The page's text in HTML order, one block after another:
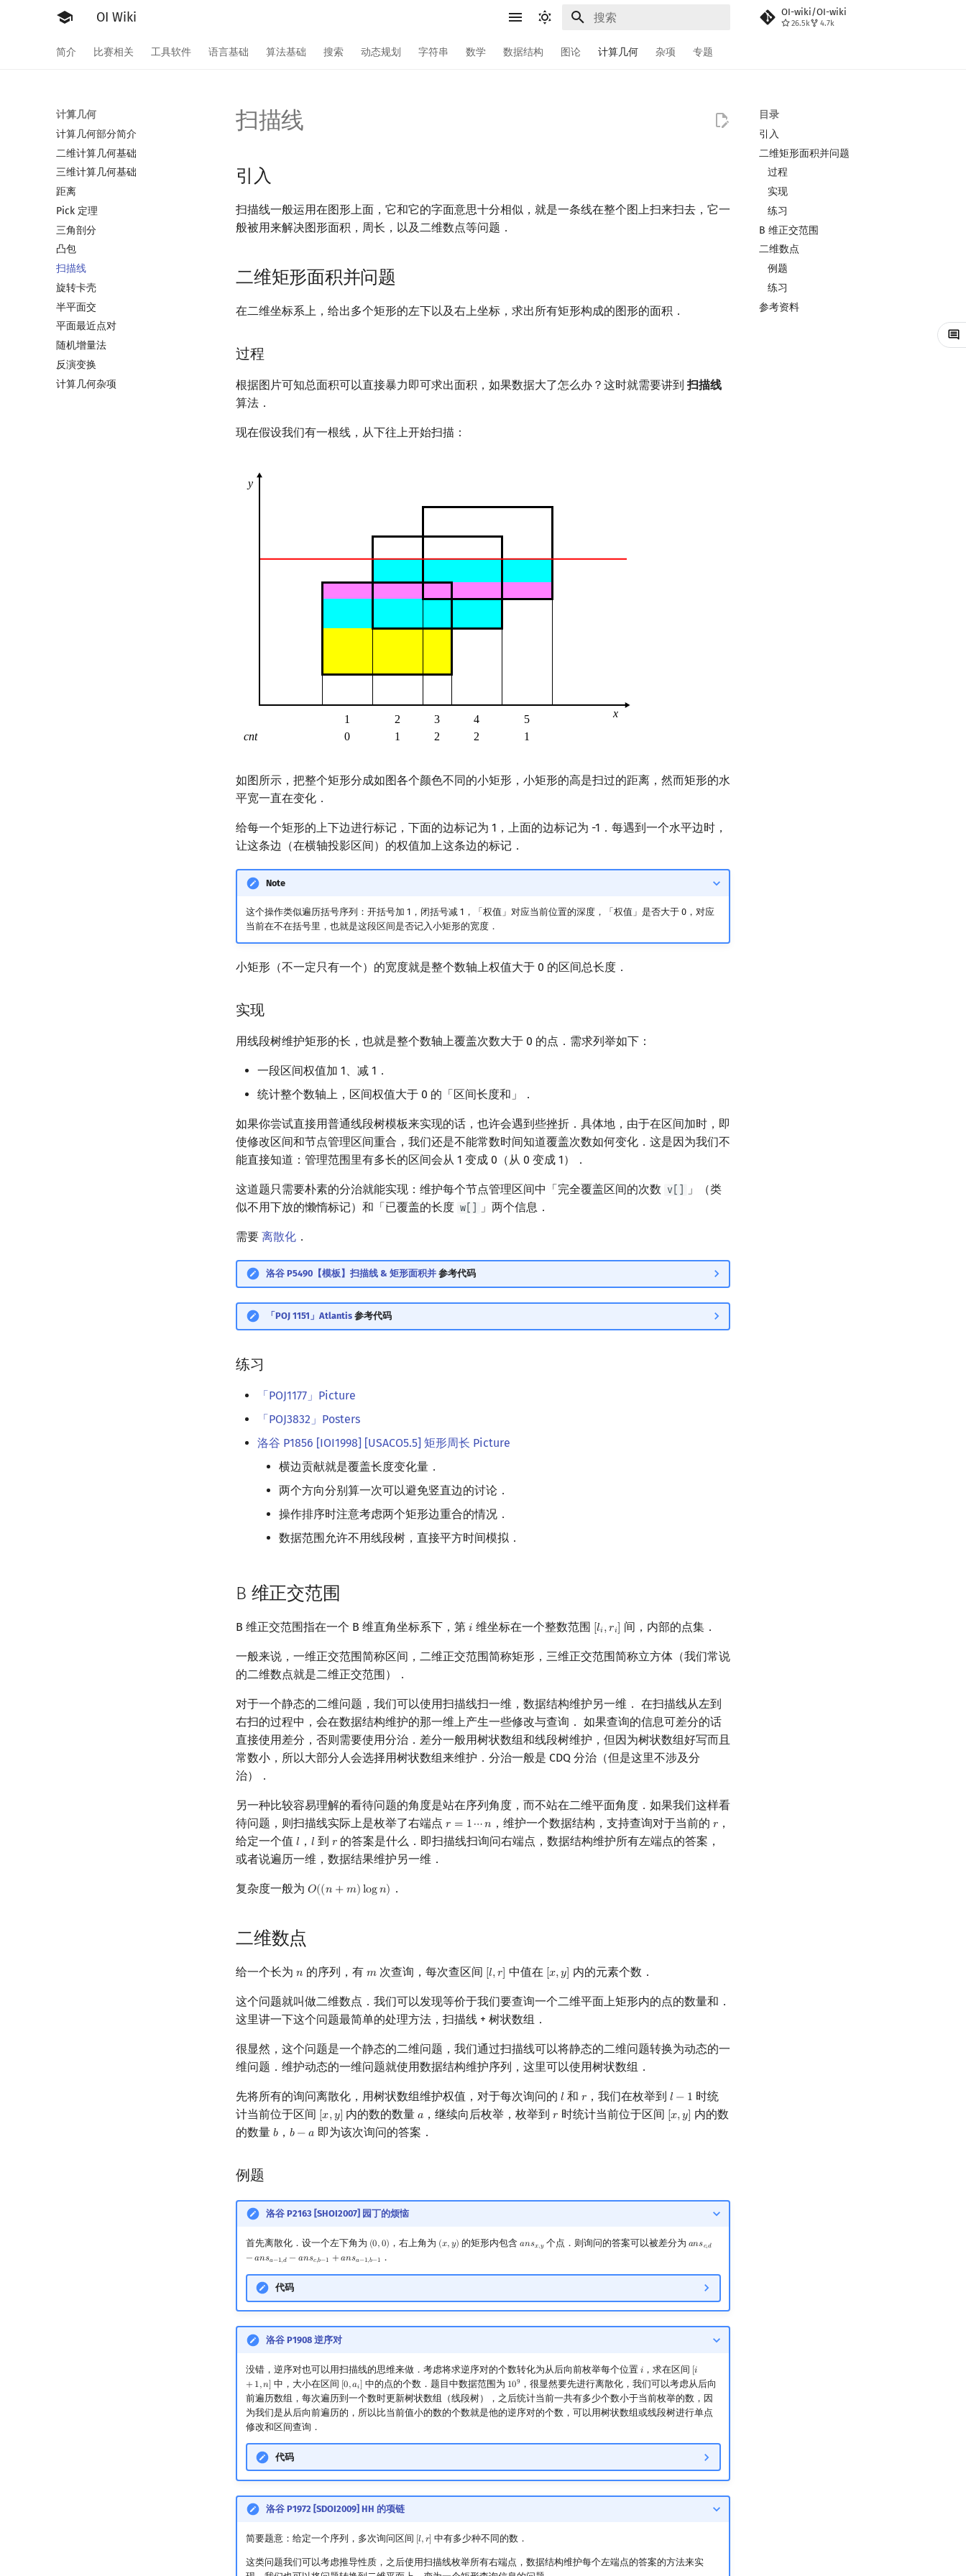
OI Wiki OI-wiki/OI-wiki
26.5k 4.7k
简介 比赛相关 工具软件 语言基础 算法基础 搜索 动态规划 字符串 数学 数据结构 图论 计算几何 杂项 专题
计算几何
计算几何部分简介
二维计算几何基础
三维计算几何基础
距离
Pick 定理
三角剖分
凸包
扫描线
旋转卡壳
半平面交
平面最近点对
随机增量法
反演变换
计算几何杂项
目录
引入
二维矩形面积并问题
过程
实现
练习
B 维正交范围
二维数点
例题
练习
参考资料
扫描线
引入
扫描线一般运用在图形上面，它和它的字面意思十分相似，就是一条线在整个图上扫来扫去，它一
般被用来解决图形面积，周长，以及二维数点等问题．
二维矩形面积并问题
在二维坐标系上，给出多个矩形的左下以及右上坐标，求出所有矩形构成的图形的面积．
过程
根据图片可知总面积可以直接暴力即可求出面积，如果数据大了怎么办？这时就需要讲到扫描线
算法．
现在假设我们有一根线，从下往上开始扫描：
如图所示，把整个矩形分成如图各个颜色不同的小矩形，小矩形的高是扫过的距离，然而矩形的水
平宽一直在变化．
给每一个矩形的上下边进行标记，下面的边标记为 1，上面的边标记为 -1．每遇到一个水平边时，
让这条边（在横轴投影区间）的权值加上这条边的标记．
Note
这个操作类似遍历括号序列：开括号加 1，闭括号减 1，「权值」对应当前位置的深度，「权值」是否大于 0，对应
当前在不在括号里，也就是这段区间是否记入小矩形的宽度．
小矩形（不一定只有一个）的宽度就是整个数轴上权值大于 0 的区间总长度．
实现
用线段树维护矩形的长，也就是整个数轴上覆盖次数大于 0 的点．需求列举如下：
一段区间权值加 1、减 1．
统计整个数轴上，区间权值大于 0 的「区间长度和」．
如果你尝试直接用普通线段树模板来实现的话，也许会遇到些挫折．具体地，由于在区间加时，即
使修改区间和节点管理区间重合，我们还是不能常数时间知道覆盖次数如何变化．这是因为我们不
能直接知道：管理范围里有多长的区间会从 1 变成 0（从 0 变成 1）．
这道题只需要朴素的分治就能实现：维护每个节点管理区间中「完全覆盖区间的次数 v[]
」（类
似不用下放的懒惰标记）和「已覆盖的长度 w[] 」两个信息．
需要 离散化 ．
洛谷 P5490【模板】扫描线 & 矩形面积并参考代码
「POJ 1151」Atlantis参考代码
练习
「POJ1177」Picture
「POJ3832」Posters
洛谷 P1856 [IOI1998] [USACO5.5] 矩形周长 Picture
横边贡献就是覆盖长度变化量．
两个方向分别算一次可以避免竖直边的讨论．
操作排序时注意考虑两个矩形边重合的情况．
数据范围允许不用线段树，直接平方时间模拟．
B 维正交范围
B 维正交范围指在一个 B 维直角坐标系下，第 𝑖
i 维坐标在一个整数范围 [𝑙𝑖,𝑟𝑖]
[li,ri] 间，内部的点集．
一般来说，一维正交范围简称区间，二维正交范围简称矩形，三维正交范围简称立方体（我们常说
的二维数点就是二维正交范围）．
对于一个静态的二维问题，我们可以使用扫描线扫一维，数据结构维护另一维． 在扫描线从左到
右扫的过程中，会在数据结构维护的那一维上产生一些修改与查询． 如果查询的信息可差分的话
直接使用差分，否则需要使用分治．差分一般用树状数组和线段树维护，但因为树状数组好写而且
常数小，所以大部分人会选择用树状数组来维护．分治一般是 CDQ 分治（但是这里不涉及分
治）．
另一种比较容易理解的看待问题的角度是站在序列角度，而不站在二维平面角度．如果我们这样看
待问题，则扫描线实际上是枚举了右端点 𝑟 = 1⋯𝑛
r=1⋯ n ，维护一个数据结构，支持查询对于当前的 𝑟
r ，
给定一个值 𝑙l ， 𝑙l 到 𝑟
r的答案是什么．即扫描线扫询问右端点，数据结构维护所有左端点的答案，
或者说遍历一维，数据结果维护另一维．
复杂度一般为 𝑂((𝑛 +𝑚)log𝑛)
O((n+ m )logn) ．
二维数点
给一个长为 𝑛
n 的序列，有 𝑚
m次查询，每次查区间 [𝑙,𝑟]
[l,r] 中值在 [𝑥,𝑦]
[x,y] 内的元素个数．
这个问题就叫做二维数点．我们可以发现等价于我们要查询一个二维平面上矩形内的点的数量和．
这里讲一下这个问题最简单的处理方法，扫描线 + 树状数组．
很显然，这个问题是一个静态的二维问题，我们通过扫描线可以将静态的二维问题转换为动态的一
维问题．维护动态的一维问题就使用数据结构维护序列，这里可以使用树状数组．
先将所有的询问离散化，用树状数组维护权值，对于每次询问的 𝑙l 和 𝑟
r，我们在枚举到 𝑙 − 1
l −1
时统
计当前位于区间 [𝑥,𝑦]
[x,y] 内的数的数量 𝑎
a ，继续向后枚举，枚举到𝑟
r 时统计当前位于区间 [𝑥,𝑦]
[x,y] 内的数
的数量 𝑏
b， 𝑏−𝑎
b −a 即为该次询问的答案．
例题
洛谷 P2163 [SHOI2007] 园丁的烦恼
首先离散化．设一个左下角为 (0,0)
(0,0) ，右上角为 (𝑥,𝑦)
(x,y ) 的矩形内包含𝑎𝑛𝑠𝑥,𝑦
ansx,y个点．则询问的答案可以被差分为 𝑎𝑛𝑠𝑐,𝑑
−𝑎𝑛𝑠𝑎−1,𝑑 − 𝑎𝑛𝑠𝑐,𝑏−1 +𝑎𝑛𝑠𝑎−1,𝑏−1
ansc,d
．
代码
洛谷 P1908 逆序对
没错，逆序对也可以用扫描线的思维来做．考虑将求逆序对的个数转化为从后向前枚举每个位置 𝑖i，求在区间 [𝑖
+ 1,𝑛]
[i
中，大小在区间 [0,𝑎𝑖]
[0,ai] 中的点的个数．题目中数据范围为 109
109 ，很显然要先进行离散化，我们可以考虑从后向
前遍历数组，每次遍历到一个数时更新树状数组（线段树），之后统计当前一共有多少个数小于当前枚举的数，因
为我们是从后向前遍历的，所以比当前值小的数的个数就是他的逆序对的个数，可以用树状数组或线段树进行单点
修改和区间查询．
代码
洛谷 P1972 [SDOI2009] HH 的项链
简要题意：给定一个序列，多次询问区间 [𝑙,𝑟]
[l, r] 中有多少种不同的数．
这类问题我们可以考虑推导性质，之后使用扫描线枚举所有右端点，数据结构维护每个左端点的答案的方法来实